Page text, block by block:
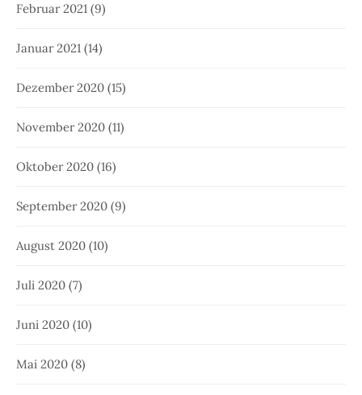
Februar 2021 (9)
Januar 2021 (14)
Dezember 2020 (15)
November 2020 (11)
Oktober 2020 (16)
September 2020 (9)
August 2020 (10)
Juli 2020 (7)
Juni 2020 (10)
Mai 2020 (8)